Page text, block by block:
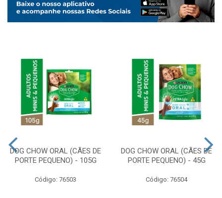
DOG CHOW ORAL (CÃES DE
PORTE PEQUENO) - 105G
Código: 76503
DOG CHOW ORAL (CÃES DE
PORTE PEQUENO) - 45G
Código: 76504